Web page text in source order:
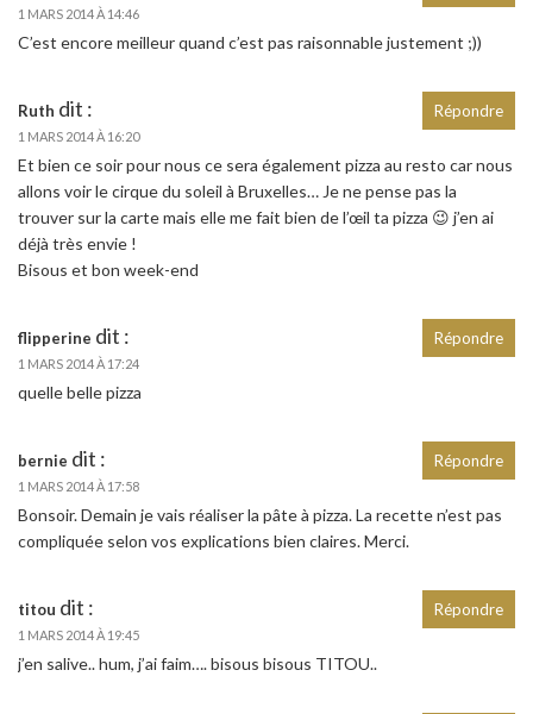
1 MARS 2014 À 14:46
C’est encore meilleur quand c’est pas raisonnable justement ;))
Ruth dit :
1 MARS 2014 À 16:20
Et bien ce soir pour nous ce sera également pizza au resto car nous
allons voir le cirque du soleil à Bruxelles… Je ne pense pas la
trouver sur la carte mais elle me fait bien de l’œil ta pizza 😉 j’en ai
déjà très envie !
Bisous et bon week-end
Répondre
flipperine dit :
1 MARS 2014 À 17:24
quelle belle pizza
Répondre
bernie dit :
1 MARS 2014 À 17:58
Bonsoir. Demain je vais réaliser la pâte à pizza. La recette n’est pas
compliquée selon vos explications bien claires. Merci.
Répondre
titou dit :
1 MARS 2014 À 19:45
j’en salive.. hum, j’ai faim…. bisous bisous TITOU..
Répondre